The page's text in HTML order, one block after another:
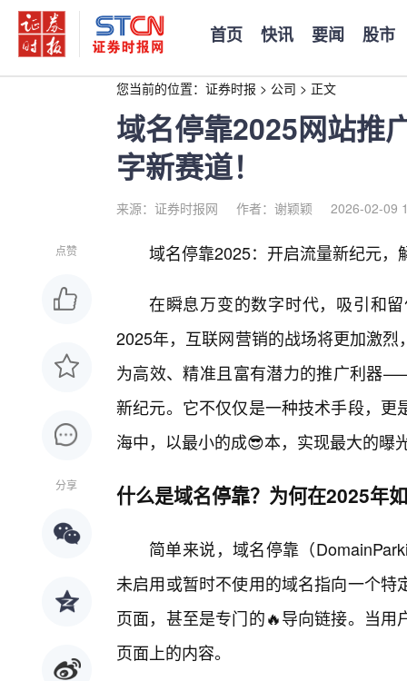
首页 快讯 要闻 股市
您当前的位置： 证券时报 > 公司 > 正文
域名停靠2025网站推
字新赛道！
来源：证券时报网 作者：谢颖颖 2026-02-09
点赞
分享
域名停靠2025：开启流量新纪元，
在瞬息万变的数字时代，吸引和
2025年，互联网营销的战场将更加激
为高效、精准且富有潜力的推广利器
新纪元。它不仅仅是一种技术手段，
海中，以最小的成😎本，实现最大的曝
什么是域名停靠？为何在2025年
简单来说，域名停靠（
未启用或暂时不使用的域名指向一个
页面，甚至是专门的🔥导向链接。当
页面上的内容。